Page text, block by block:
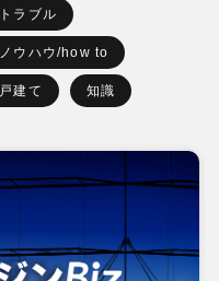
トラブル
ノウハウ/how to
戸建て 知識